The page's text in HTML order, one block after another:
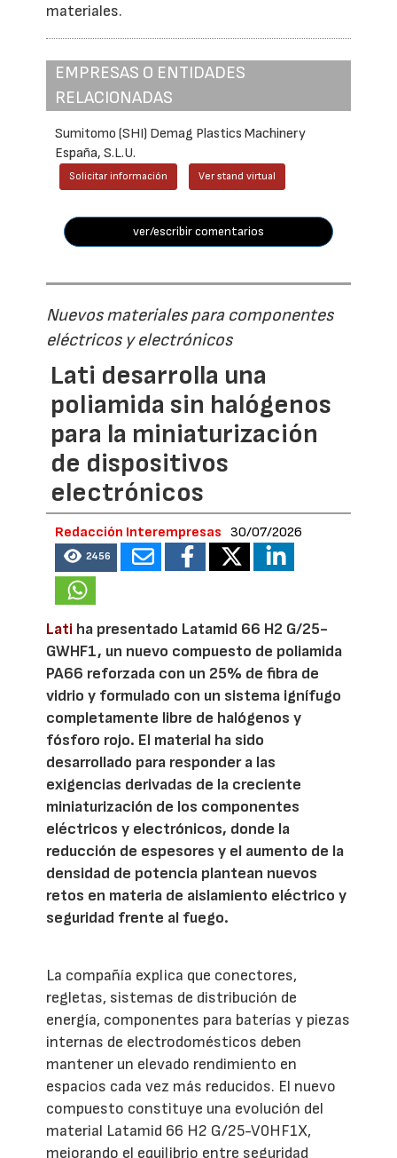
materiales.
EMPRESAS O ENTIDADES
RELACIONADAS
Sumitomo (SHI) Demag Plastics Machinery
España, S.L.U.
Solicitar información Ver stand virtual
ver/escribir comentarios
Nuevos materiales para componentes
eléctricos y electrónicos
Lati desarrolla una
poliamida sin halógenos
para la miniaturización
de dispositivos
electrónicos
Redacción Interempresas 30/07/2026
2456
Lati ha presentado Latamid 66 H2 G/25-
GWHF1, un nuevo compuesto de poliamida
PA66 reforzada con un 25% de fibra de
vidrio y formulado con un sistema ignífugo
completamente libre de halógenos y
fósforo rojo. El material ha sido
desarrollado para responder a las
exigencias derivadas de la creciente
miniaturización de los componentes
eléctricos y electrónicos, donde la
reducción de espesores y el aumento de la
densidad de potencia plantean nuevos
retos en materia de aislamiento eléctrico y
seguridad frente al fuego.
La compañía explica que conectores,
regletas, sistemas de distribución de
energía, componentes para baterías y piezas
internas de electrodomésticos deben
mantener un elevado rendimiento en
espacios cada vez más reducidos. El nuevo
compuesto constituye una evolución del
material Latamid 66 H2 G/25-V0HF1X,
mejorando el equilibrio entre seguridad